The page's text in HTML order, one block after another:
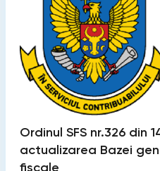
Ordinul SFS nr.326 din
actualizarea Bazei
fiscale